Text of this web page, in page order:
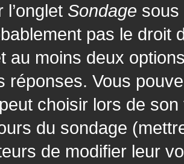
Sondage sous
pas le
au moins deux
réponses. Vous
choisir lors de
du sondage
de modifier leur